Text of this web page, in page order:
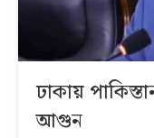
ঢাকায়
আগুন